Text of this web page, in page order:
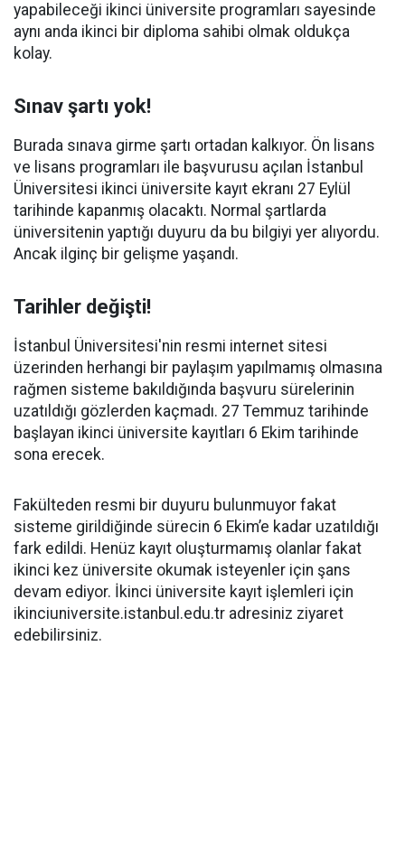
yapabileceği ikinci üniversite programları sayesinde
aynı anda ikinci bir diploma sahibi olmak oldukça
kolay.
Sınav şartı yok!
Burada sınava girme şartı ortadan kalkıyor. Ön lisans
ve lisans programları ile başvurusu açılan İstanbul
Üniversitesi ikinci üniversite kayıt ekranı 27 Eylül
tarihinde kapanmış olacaktı. Normal şartlarda
üniversitenin yaptığı duyuru da bu bilgiyi yer alıyordu.
Ancak ilginç bir gelişme yaşandı.
Tarihler değişti!
İstanbul Üniversitesi'nin resmi internet sitesi
üzerinden herhangi bir paylaşım yapılmamış olmasına
rağmen sisteme bakıldığında başvuru sürelerinin
uzatıldığı gözlerden kaçmadı. 27 Temmuz tarihinde
başlayan ikinci üniversite kayıtları 6 Ekim tarihinde
sona erecek.
Fakülteden resmi bir duyuru bulunmuyor fakat
sisteme girildiğinde sürecin 6 Ekim’e kadar uzatıldığı
fark edildi. Henüz kayıt oluşturmamış olanlar fakat
ikinci kez üniversite okumak isteyenler için şans
devam ediyor. İkinci üniversite kayıt işlemleri için
ikinciuniversite.istanbul.edu.tr adresiniz ziyaret
edebilirsiniz.